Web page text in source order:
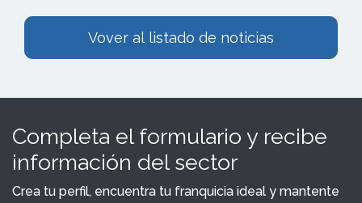
Vover al listado de noticias
Completa el formulario y recibe
información del sector
Crea tu perfil, encuentra tu franquicia ideal y mantente